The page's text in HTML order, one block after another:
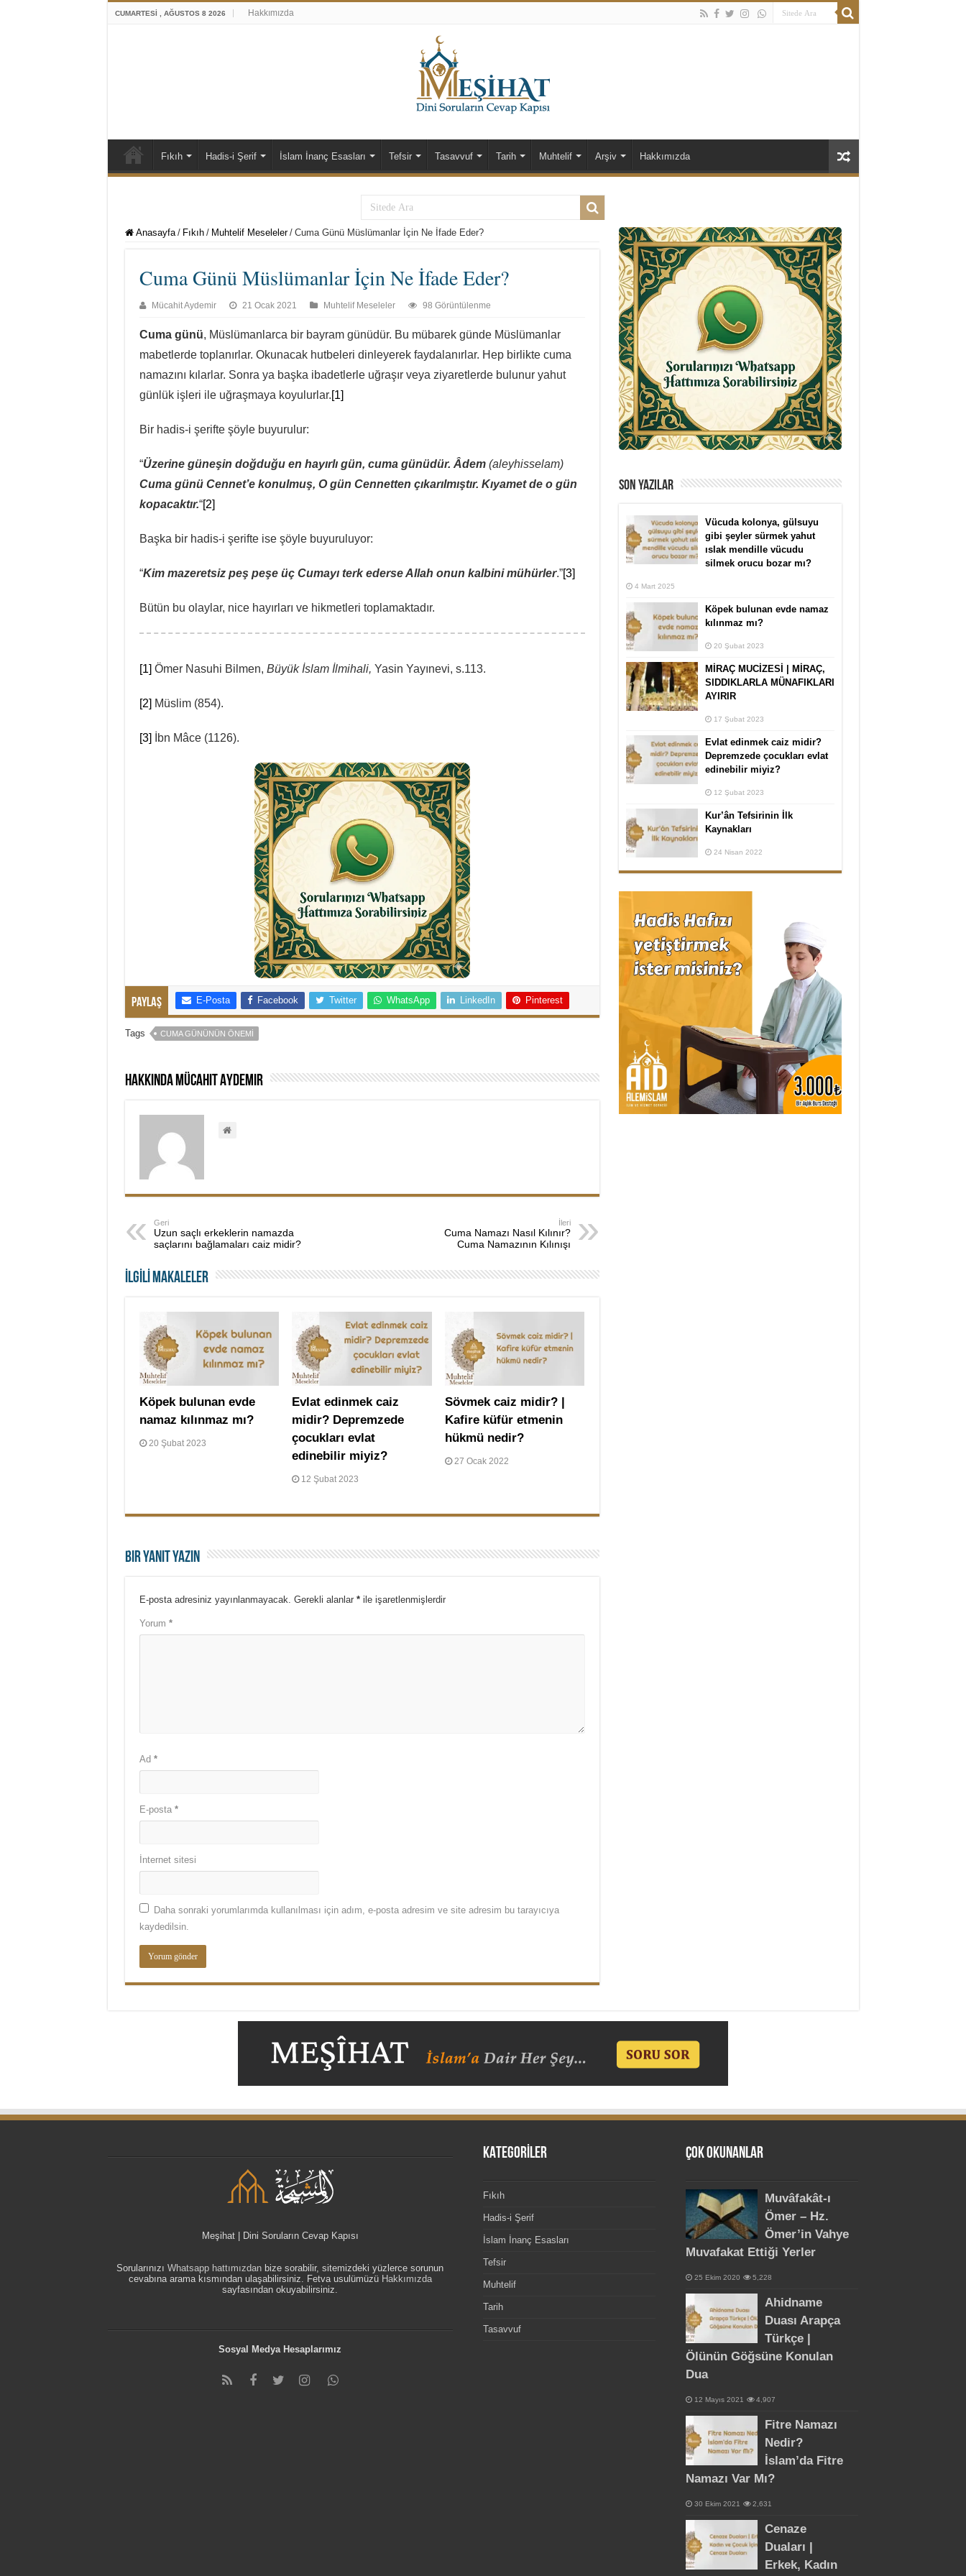
CUMARTESI , AĞUSTOS 8 2026 Hakkımızda
Fıkıh Hadis-i Şerif İslam İnanç Esasları Tefsir Tasavvuf Tarih Muhtelif Arşiv Hakkımızda
Anasayfa / Fıkıh / Muhtelif Meseleler / Cuma Günü Müslümanlar İçin Ne İfade Eder?
Cuma Günü Müslümanlar İçin Ne İfade Eder?
Mücahit Aydemir 21 Ocak 2021 Muhtelif Meseleler 98 Görüntülenme
Cuma günü, Müslümanlarca bir bayram günüdür. Bu mübarek günde Müslümanlar
mabetlerde toplanırlar. Okunacak hutbeleri dinleyerek faydalanırlar. Hep birlikte cuma
namazını kılarlar. Sonra ya başka ibadetlerle uğraşır veya ziyaretlerde bulunur yahut
günlük işleri ile uğraşmaya koyulurlar.[1]
Bir hadis-i şerifte şöyle buyurulur:
“Üzerine güneşin doğduğu en hayırlı gün, cuma günüdür. Âdem (aleyhisselam)
Cuma günü Cennet’e konulmuş, O gün Cennetten çıkarılmıştır. Kıyamet de o gün
kopacaktır.“[2]
Başka bir hadis-i şerifte ise şöyle buyuruluyor:
“Kim mazeretsiz peş peşe üç Cumayı terk ederse Allah onun kalbini mühürler.”[3]
Bütün bu olaylar, nice hayırları ve hikmetleri toplamaktadır.
[1] Ömer Nasuhi Bilmen, Büyük İslam İlmihali, Yasin Yayınevi, s.113.
[2] Müslim (854).
[3] İbn Mâce (1126).
Paylaş E-Posta Facebook Twitter WhatsApp LinkedIn Pinterest
Tags CUMA GÜNÜNÜN ÖNEMI
Hakkında Mücahit Aydemir
Geri
Uzun saçlı erkeklerin namazda
saçlarını bağlamaları caiz midir?
İleri
Cuma Namazı Nasıl Kılınır?
Cuma Namazının Kılınışı
İLGİLİ MAKALELER
Köpek bulunan evde
namaz kılınmaz mı?
20 Şubat 2023
Evlat edinmek caiz
midir? Depremzede
çocukları evlat
edinebilir miyiz?
12 Şubat 2023
Sövmek caiz midir? |
Kafire küfür etmenin
hükmü nedir?
27 Ocak 2022
Bir yanıt yazın
E-posta adresiniz yayınlanmayacak. Gerekli alanlar *ile işaretlenmişlerdir
Yorum *
Ad *
E-posta *
İnternet sitesi
Daha sonraki yorumlarımda kullanılması için adım, e-posta adresim ve site adresim bu tarayıcıya
kaydedilsin.
SON YAZILAR
Vücuda kolonya, gülsuyu
gibi şeyler sürmek yahut
ıslak mendille vücudu
silmek orucu bozar mı?
4 Mart 2025
Köpek bulunan evde namaz
kılınmaz mı?
20 Şubat 2023
MİRAÇ MUCİZESİ | MİRAÇ,
SIDDIKLARLA MÜNAFIKLARI
AYIRIR
17 Şubat 2023
Evlat edinmek caiz midir?
Depremzede çocukları evlat
edinebilir miyiz?
12 Şubat 2023
Kur’ân Tefsirinin İlk
Kaynakları
24 Nisan 2022
Meşihat | Dini Soruların Cevap Kapısı
SorularınızıWhatsapp hattımızdan bize sorabilir, sitemizdeki yüzlerce sorunun
cevabına arama kısmından ulaşabilirsiniz. Fetva usulümüzü Hakkımızda
sayfasından okuyabilirsiniz.
Sosyal Medya Hesaplarımız
KATEGORİLER
Fıkıh
Hadis-i Şerif
İslam İnanç Esasları
Tefsir
Muhtelif
Tarih
Tasavvuf
Çok Okunanlar
Muvâfakât-ı
Ömer – Hz.
Ömer’in Vahye
Muvafakat Ettiği Yerler
25 Ekim 2020 5,228
Ahidname
Duası Arapça
Türkçe |
Ölünün Göğsüne Konulan
Dua
12 Mayıs 2021 4,907
Fitre Namazı
Nedir?
İslam’da Fitre
Namazı Var Mı?
30 Ekim 2021 2,631
Cenaze
Duaları |
Erkek, Kadın